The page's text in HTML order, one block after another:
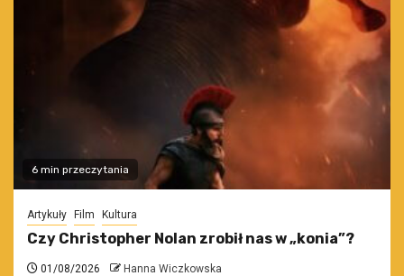
6 min przeczytania
Artykuły Film Kultura
Czy Christopher Nolan zrobił nas w „konia”?
01/08/2026 Hanna Wiczkowska